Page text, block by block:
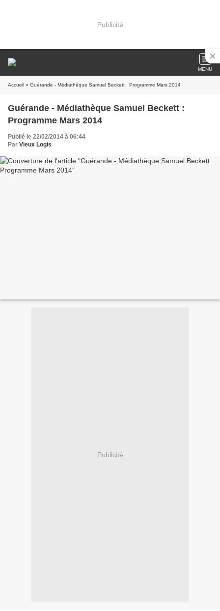
Publicité
MENU
Accueil » Guérande - Médiathèque Samuel Beckett : Programme Mars 2014
Guérande - Médiathèque Samuel Beckett :
Programme Mars 2014
Publié le 22/02/2014 à 06:44
Par Vieux Logis
Publicité